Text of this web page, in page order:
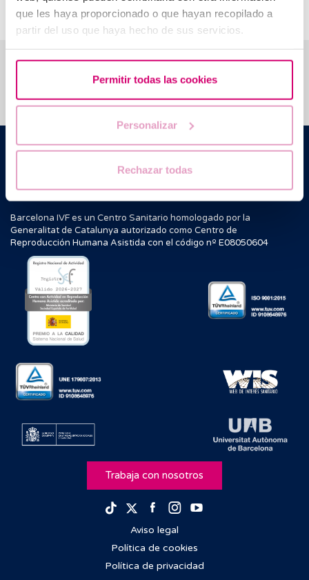
que les haya proporcionado o que hayan recopilado a
partir del uso que haya hecho de sus servicios.
Permitir todas las cookies
Personalizar
Rechazar todas
Te ayudamos a resolver tus dudas
Barcelona IVF
Escoles Pies, 103. 08017 Barcelona, España
+34 934 176 916
| info@bcnivf.com
Barcelona IVF es un Centro Sanitario homologado por la
Generalitat de Catalunya autorizado como Centro de
Reproducción Humana Asistida con el código nº E08050604
Trabaja con nosotros
TikTokTwitterFacebook
Instagram
Aviso legal
Política de cookies
Política de privacidad